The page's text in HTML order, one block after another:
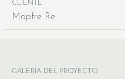
CLIENTE
Mapfre Re
GALERIA DEL PROYECTO